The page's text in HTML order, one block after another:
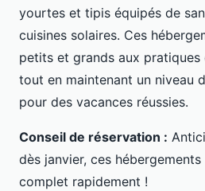
yourtes et tipis équipés de
cuisines solaires. Ces
petits et grands aux pratiques
tout en maintenant un niveau
pour des vacances réussies.
Conseil de réservation :
dès janvier, ces
complet rapidement !